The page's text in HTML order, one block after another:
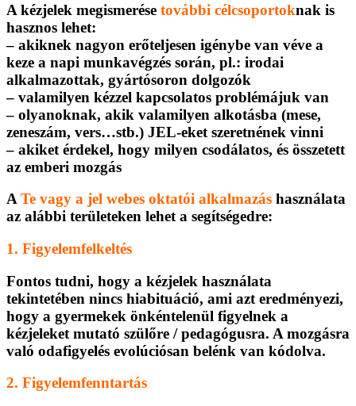
A kézjelek megismerése további célcsoportoknak is
hasznos lehet:
– akiknek nagyon erőteljesen igénybe van véve a
keze a napi munkavégzés során, pl.: irodai
alkalmazottak, gyártósoron dolgozók
– valamilyen kézzel kapcsolatos problémájuk van
– olyanoknak, akik valamilyen alkotásba (mese,
zeneszám, vers…stb.) JEL-eket szeretnének vinni
– akiket érdekel, hogy milyen csodálatos, és összetett
az emberi mozgás
ATe vagy a jel webes oktatói alkalmazás használata
az alábbi területeken lehet a segítségedre:
1. Figyelemfelkeltés
Fontos tudni, hogy a kézjelek használata
tekintetében nincs hiabituáció, ami azt eredményezi,
hogy a gyermekek önkéntelenül figyelnek a
kézjeleket mutató szülőre / pedagógusra. A mozgásra
való odafigyelés evolúciósan belénk van kódolva.
2. Figyelemfenntartás